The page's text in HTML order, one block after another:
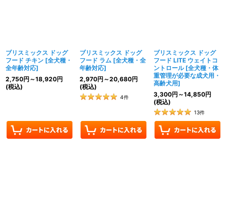
ブリスミックス ドッグ
フード チキン [全犬種・
全年齢対応]
2,750円 ～18,920円
(税込)
ブリスミックス ドッグ
フード ラム [全犬種・全
年齢対応]
2,970円 ～20,680円
(税込)
4件
ブリスミックス ドッグ
フード LITE ウェイトコ
ントロール [全犬種・体
重管理が必要な成犬用・
高齢犬用]
3,300円 ～14,850円
(税込)
13件